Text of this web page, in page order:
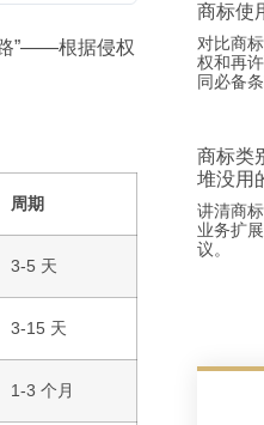
路”——根据侵权
周期
3-5 天
3-15 天
1-3 个月
商标使
对比商
权和再
同必备条
商标类
堆没用
讲清商
业务扩
议。